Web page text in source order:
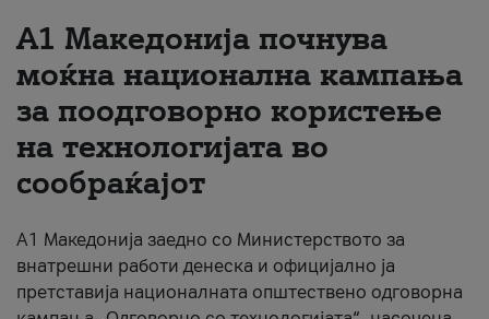
#ПодобарОнлајн
A1 Македонија почнува
моќна национална кампања
за поодговорно користење
на технологијата во
сообраќајот
A1 Македонија заедно со Министерството за
внатрешни работи денеска и официјално ја
претставија националната општествено одговорна